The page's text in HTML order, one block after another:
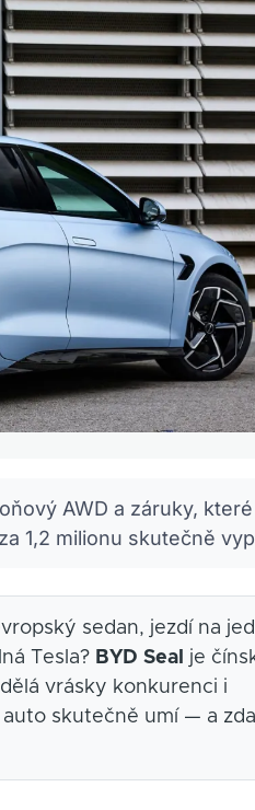
AWD a záruky, které
1,2 milionu skutečně
sedan, jezdí na
Tesla? BYD Seal
je
vrásky konkurenci i
skutečně umí — a